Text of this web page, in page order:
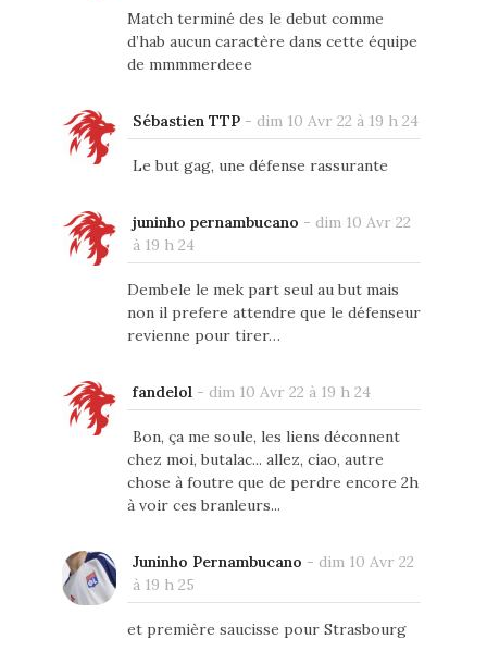
Match terminé des le debut comme
d’hab aucun caractère dans cette équipe
de mmmmerdeee
Sébastien TTP- dim 10 Avr 22 à 19 h 24
Le but gag, une défense rassurante
juninho pernambucano - dim 10 Avr 22
à 19 h 24
Dembele le mek part seul au but mais
non il prefere attendre que le défenseur
revienne pour tirer…
fandelol- dim 10 Avr 22 à 19 h 24
Bon, ça me soule, les liens déconnent
chez moi, butalac... allez, ciao, autre
chose à foutre que de perdre encore 2h
à voir ces branleurs...
Juninho Pernambucano - dim 10 Avr 22
à 19 h 25
et première saucisse pour Strasbourg